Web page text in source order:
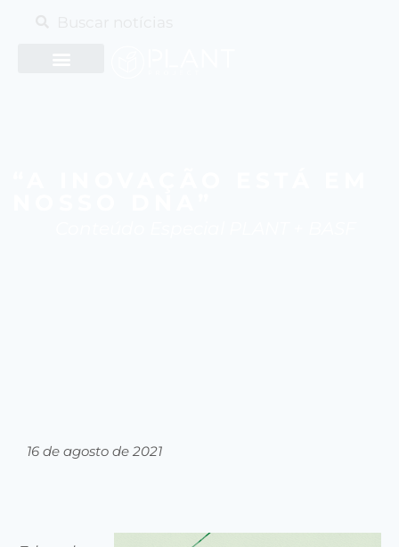
16 de agosto de 2021